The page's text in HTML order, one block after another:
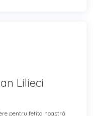
Lilieci
pentru fetița noastră